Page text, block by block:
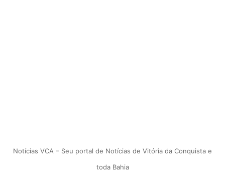
Notícias VCA – Seu portal de Notícias de Vitória da Conquista e
toda Bahia